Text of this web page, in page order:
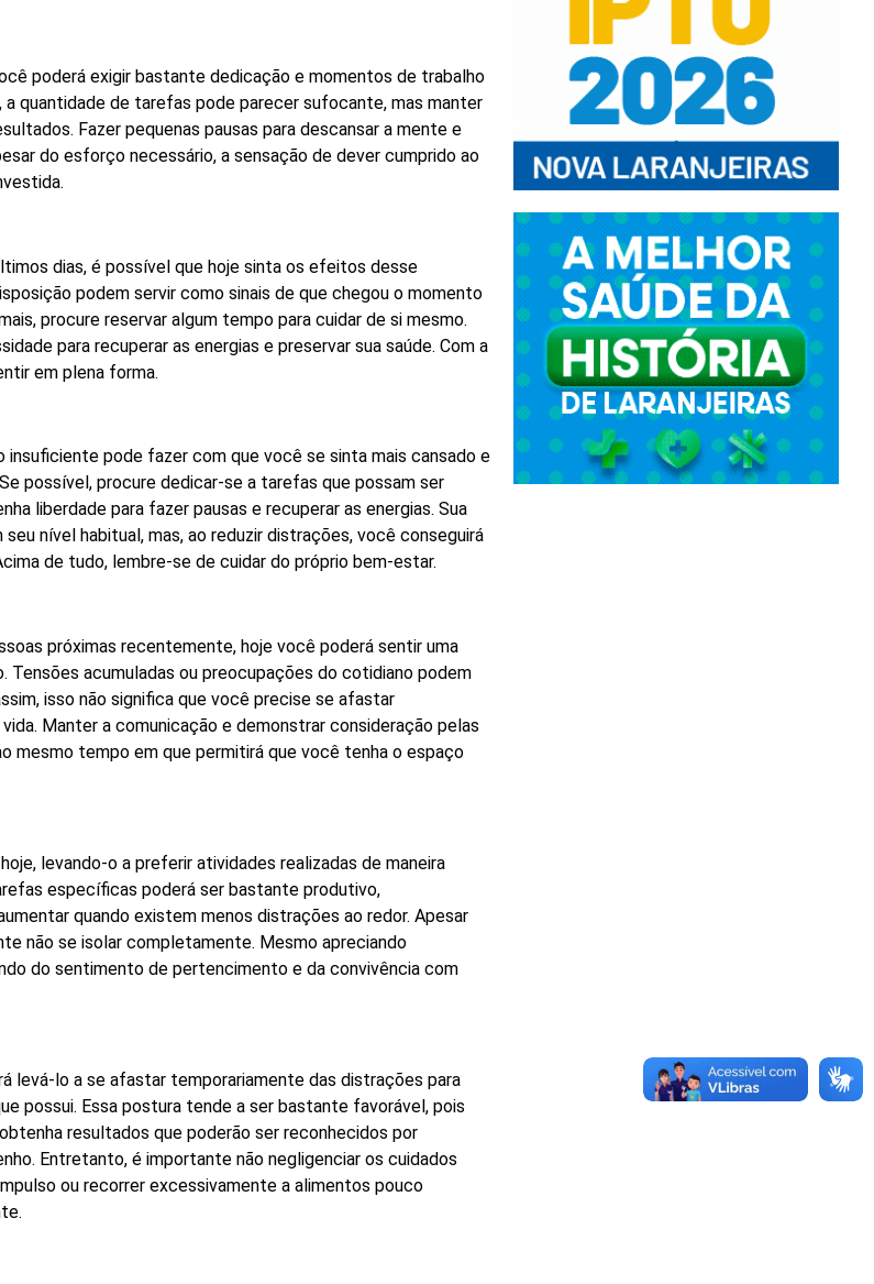
poderá exigir bastante dedicação e momentos de trabalho
quantidade de tarefas pode parecer sufocante, mas manter
Fazer pequenas pausas para descansar a mente e
do esforço necessário, a sensação de dever cumprido ao
dias, é possível que hoje sinta os efeitos desse
podem servir como sinais de que chegou o momento
procure reservar algum tempo para cuidar de si mesmo.
para recuperar as energias e preservar sua saúde. Com a
em plena forma.
insuficiente pode fazer com que você se sinta mais cansado e
possível, procure dedicar-se a tarefas que possam ser
liberdade para fazer pausas e recuperar as energias. Sua
nível habitual, mas, ao reduzir distrações, você conseguirá
de tudo, lembre-se de cuidar do próprio bem-estar.
próximas recentemente, hoje você poderá sentir uma
Tensões acumuladas ou preocupações do cotidiano podem
isso não significa que você precise se afastar
Manter a comunicação e demonstrar consideração pelas
mesmo tempo em que permitirá que você tenha o espaço
levando-o a preferir atividades realizadas de maneira
específicas poderá ser bastante produtivo,
quando existem menos distrações ao redor. Apesar
não se isolar completamente. Mesmo apreciando
do sentimento de pertencimento e da convivência com
levá-lo a se afastar temporariamente das distrações para
possui. Essa postura tende a ser bastante favorável, pois
resultados que poderão ser reconhecidos por
Entretanto, é importante não negligenciar os cuidados
ou recorrer excessivamente a alimentos pouco